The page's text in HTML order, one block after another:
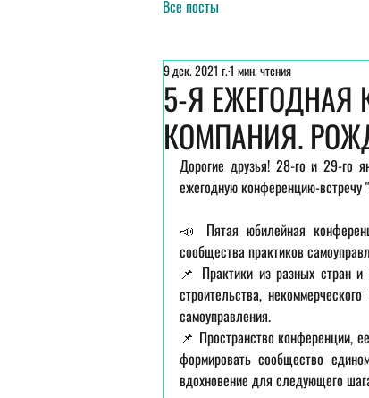
Все посты
5-Я ЕЖЕГОДНАЯ
КОМПАНИЯ.
9 дек. 2021 г.1 мин. чтения
Дорогие друзья! 28-го и 29-го
ежегодную конференцию-
📣 Пятая юбилейная
сообщества практиков
📌 Практики из разных стран и
строительства,
самоуправления.
📌 Пространство конференции,
формировать сообщество
вдохновение для следующего